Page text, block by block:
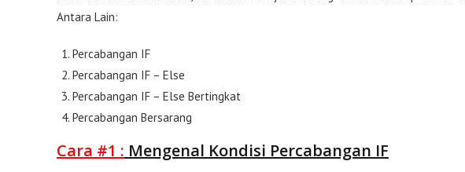
Antara Lain:
Percabangan IF
Percabangan IF – Else
Percabangan IF – Else Bertingkat
Percabangan Bersarang
Cara #1 : Mengenal Kondisi Percabangan IF